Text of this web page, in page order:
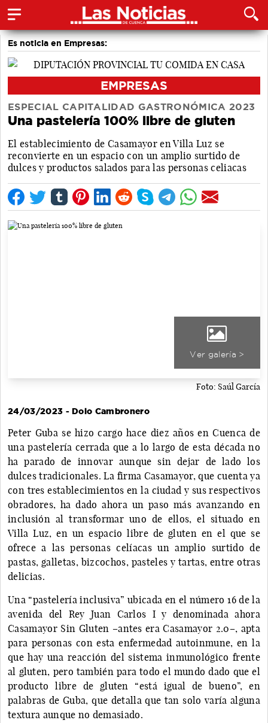
Es noticia en Empresas:
EMPRESAS
ESPECIAL CAPITALIDAD GASTRONÓMICA 2023
Una pastelería 100% libre de gluten
El establecimiento de Casamayor en Villa Luz se
reconvierte en un espacio con un amplio surtido de
dulces y productos salados para las personas celiacas
Ver galería >
Foto: Saúl García
24/03/2023 - Dolo Cambronero
Peter Guba se hizo cargo hace diez años en Cuenca de
una pastelería cerrada que a lo largo de esta década no
ha parado de innovar aunque sin dejar de lado los
dulces tradicionales. La firma Casamayor, que cuenta ya
con tres establecimientos en la ciudad y sus respectivos
obradores, ha dado ahora un paso más avanzando en
inclusión al transformar uno de ellos, el situado en
Villa Luz, en un espacio libre de gluten en el que se
ofrece a las personas celíacas un amplio surtido de
pastas, galletas, bizcochos, pasteles y tartas, entre otras
delicias.
Una “pastelería inclusiva” ubicada en el número 16 de la
avenida del Rey Juan Carlos I y denominada ahora
Casamayor Sin Gluten –antes era Casamayor 2.0–, apta
para personas con esta enfermedad autoinmune, en la
que hay una reacción del sistema inmunológico frente
al gluten, pero también para todo el mundo dado que el
producto libre de gluten “está igual de bueno”, en
palabras de Guba, que detalla que tan solo varía alguna
textura aunque no demasiado.